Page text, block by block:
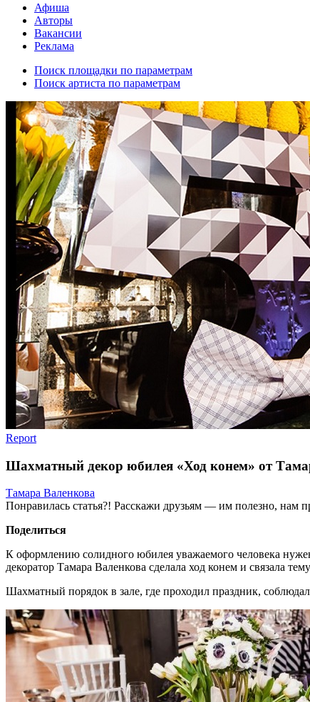
Афиша
Авторы
Вакансии
Реклама
Поиск площадки по параметрам
Поиск артиста по параметрам
Report
Шахматный декор юбилея «Ход конем» от
Тамара Валенкова
Понравилась статья?! Расскажи друзьям — им полезно, нам
Поделиться
К оформлению солидного юбилея уважаемого человека
декоратор Тамара Валенкова сделала ход конем и связала
Шахматный порядок в зале, где проходил праздник,